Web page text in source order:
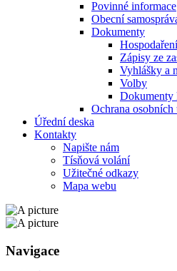
Povinné informace
Obecní
Dokumenty
Zápisy ze
Vyhlášky a
Volby
Dokumenty
Ochrana
Úřední deska
Kontakty
Napište nám
Tísňová volání
Užitečné odkazy
Mapa webu
Navigace